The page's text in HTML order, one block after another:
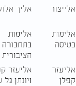
אלייצור אליך
אלימות
בטיסה
אלימות
בתחבורה
הציבורית
אליעזר
קפלן
אליעזר
ויונתן גל